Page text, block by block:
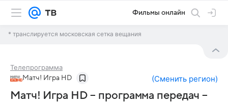
Фильмы онлайн
* транслируется московская сетка вещания
Телепрограмма
Матч! Игра HD (Сменить регион)
Матч! Игра HD – программа передач –